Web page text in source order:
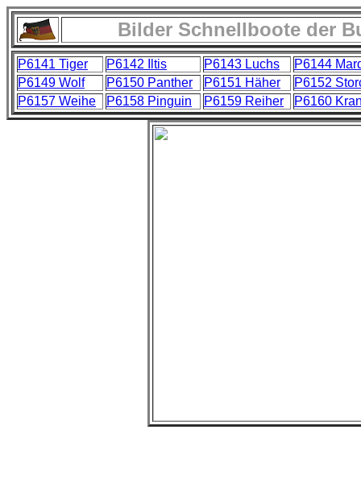
Bilder Schnellboote der
P6141 Tiger P6142 Iltis P6143 Luchs
P6144
P6149 Wolf
P6150 Panther P6151 Häher
P6152
P6157 Weihe
P6158 Pinguin P6159 Reiher P6160